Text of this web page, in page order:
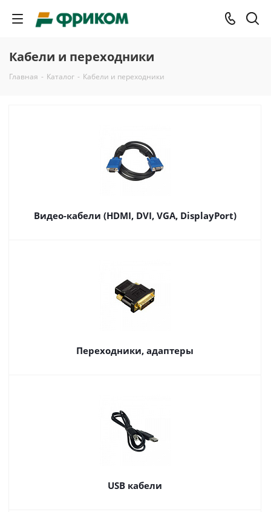
Кабели и переходники
Главная - Каталог - Кабели и переходники
Видео-кабели (HDMI, DVI, VGA, DisplayPort)
Переходники, адаптеры
USB кабели